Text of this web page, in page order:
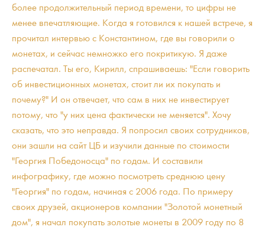
более продолжительный период времени, то цифры не
менее впечатляющие. Когда я готовился к нашей встрече, я
прочитал интервью с Константином, где вы говорили о
монетах, и сейчас немножко его покритикую. Я даже
распечатал. Ты его, Кирилл, спрашиваешь: "Если говорить
об инвестиционных монетах, стоит ли их покупать и
почему?" И он отвечает, что сам в них не инвестирует
потому, что "у них цена фактически не меняется". Хочу
сказать, что это неправда. Я попросил своих сотрудников,
они зашли на сайт ЦБ и изучили данные по стоимости
"Георгия Победоносца" по годам. И составили
инфографику, где можно посмотреть среднюю цену
"Георгия" по годам, начиная с 2006 года. По примеру
своих друзей, акционеров компании "Золотой монетный
дом", я начал покупать золотые монеты в 2009 году по 8